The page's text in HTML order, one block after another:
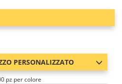
PERSONALIZZATO
pz per colore